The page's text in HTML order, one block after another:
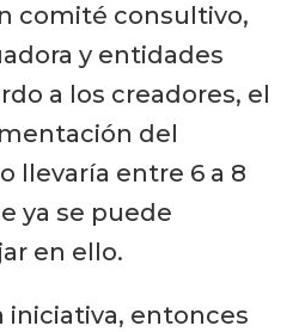
comité consultivo,
y entidades
a los creadores, el
del
llevaría entre 6 a 8
ya se puede
en ello.
iniciativa, entonces